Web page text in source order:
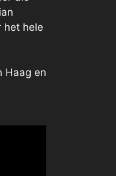
het hele
Haag en